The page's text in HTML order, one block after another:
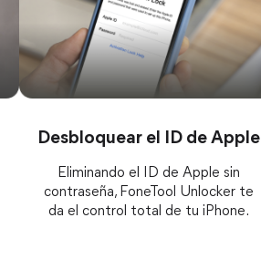
Desbloquear el ID de Apple
Eliminando el ID de Apple sin
contraseña, FoneTool Unlocker te
da el control total de tu iPhone.